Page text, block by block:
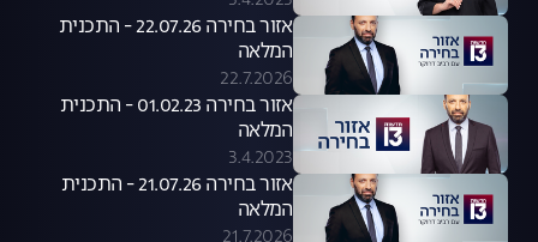
אזור בחירה 22.07.26 - התכנית
המלאה
22.7.2026
אזור בחירה 01.02.23 - התכנית
המלאה
3.4.2023
אזור בחירה 21.07.26 - התכנית
המלאה